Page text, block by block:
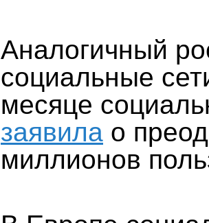
Аналогичный
социальные
месяце
заявила о
миллионов